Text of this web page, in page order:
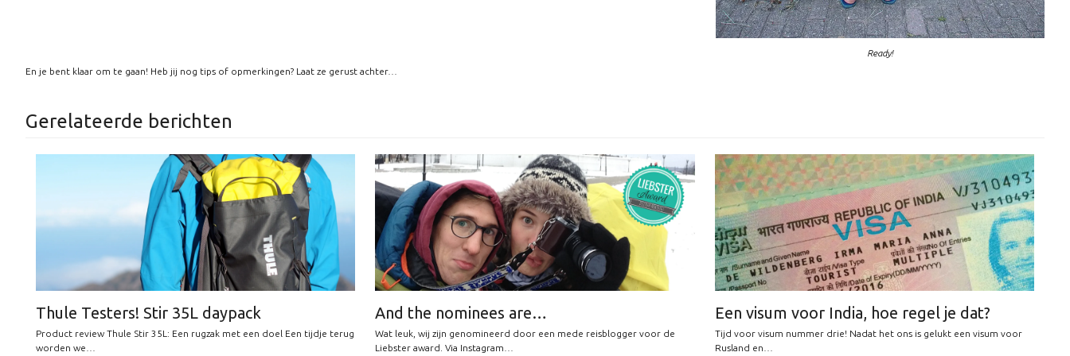
Ready!
En je bent klaar om te gaan! Heb jij nog tips of opmerkingen? Laat ze gerust achter…
Gerelateerde berichten
Thule Testers! Stir 35L daypack
Product review Thule Stir 35L: Een rugzak met een doel Een tijdje terug
worden we…
And the nominees are…
Wat leuk, wij zijn genomineerd door een mede reisblogger voor de
Liebster award. Via Instagram…
Een visum voor India, hoe regel je dat?
Tijd voor visum nummer drie! Nadat het ons is gelukt een visum voor
Rusland en…